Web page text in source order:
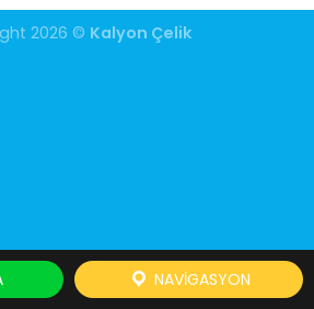
2026 © Kalyon Çelik
NAVIGASYON